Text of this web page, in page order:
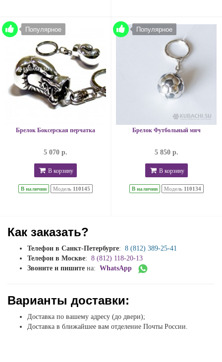
Популярное
Брелок Боксерская перчатка
5 070 р.
В корзину
В наличии Модель 110145
Популярное
Брелок Футбольный мяч
5 850 р.
В корзину
В наличии Модель 110134
Как заказать?
Телефон в Санкт-Петербурге: 8 (812) 389-25-41
Телефон в Москве: 8 (812) 118-20-13
Звоните и пишите на: WhatsApp
Варианты доставки:
Доставка по вашему адресу (до двери);
Доставка в ближайшее вам отделение Почты России.